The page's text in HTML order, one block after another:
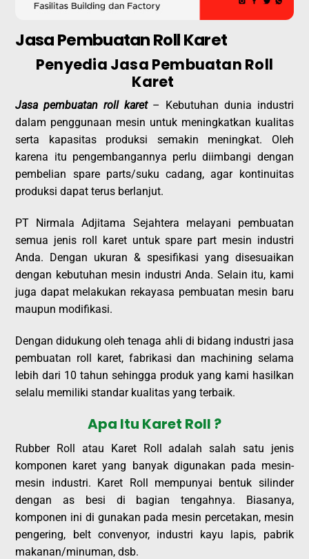
Jasa Pembuatan Roll Karet
Penyedia Jasa Pembuatan Roll
Karet
Jasa pembuatan roll karet – Kebutuhan dunia industri
dalam penggunaan mesin untuk meningkatkan kualitas
serta kapasitas produksi semakin meningkat. Oleh
karena itu pengembangannya perlu diimbangi dengan
pembelian spare parts/suku cadang, agar kontinuitas
produksi dapat terus berlanjut.
PT Nirmala Adjitama Sejahtera melayani pembuatan
semua jenis roll karet untuk spare part mesin industri
Anda. Dengan ukuran & spesifikasi yang disesuaikan
dengan kebutuhan mesin industri Anda. Selain itu, kami
juga dapat melakukan rekayasa pembuatan mesin baru
maupun modifikasi.
Dengan didukung oleh tenaga ahli di bidang industri jasa
pembuatan roll karet, fabrikasi dan machining selama
lebih dari 10 tahun sehingga produk yang kami hasilkan
selalu memiliki standar kualitas yang terbaik.
Apa Itu Karet Roll ?
Rubber Roll atau Karet Roll adalah salah satu jenis
komponen karet yang banyak digunakan pada mesin-
mesin industri. Karet Roll mempunyai bentuk silinder
dengan as besi di bagian tengahnya. Biasanya,
komponen ini di gunakan pada mesin percetakan, mesin
pengering, belt convenyor, industri kayu lapis, pabrik
makanan/minuman, dsb.